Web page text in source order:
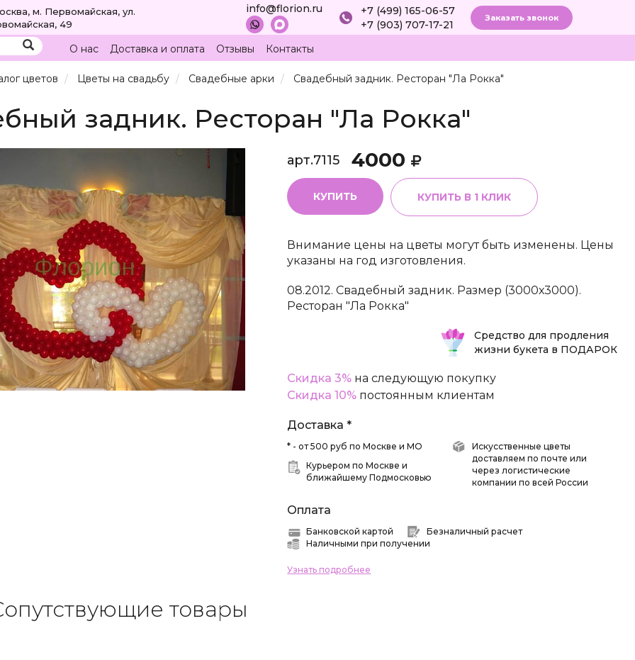
м. Первомайская, ул.
49
info@florion.ru
+7 (499) 165-06-57
+7 (903) 707-17-21
Заказать звонок
О нас Доставка и оплата Отзывы Контакты
цветов Цветы на свадьбу Свадебные арки Свадебный задник. Ресторан "Ла Рокка"
задник. Ресторан "Ла Рокка"
арт.7115 4000
КУПИТЬ КУПИТЬ В 1 КЛИК
Внимание цены на цветы могут быть изменены. Цены
указаны на год изготовления.
08.2012. Свадебный задник. Размер (3000х3000).
Ресторан "Ла Рокка"
Средство для продления
жизни букета в ПОДАРОК
Скидка 3% на следующую покупку
Скидка 10% постоянным клиентам
Доставка *
* - от 500 руб по Москве и МО
Курьером по Москве и
ближайшему Подмосковью
Искусственные цветы
доставляем по почте или
через логистические
компании по всей России
Оплата
Банковской картой
Безналичный расчет
Наличными при получении
Узнать подробнее
товары